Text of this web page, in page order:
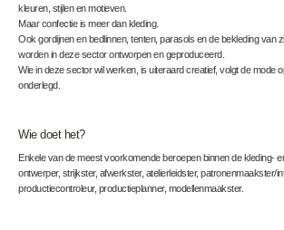
kleuren, stijlen en motieven.
Maar confectie is meer dan kleding.
Ook gordijnen en bedlinnen, tenten, parasols en de bekleding van
worden in deze sector ontworpen en geproduceerd.
Wie in deze sector wil werken, is uiteraard creatief, volgt de mode
onderlegd.
Wie doet het?
Enkele van de meest voorkomende beroepen binnen de kleding-
ontwerper, strijkster, afwerkster, atelierleidster, patronenmaakster/
productiecontroleur, productieplanner, modellenmaakster.